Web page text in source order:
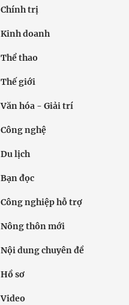
Chính trị
Kinh doanh
Thể thao
Thế giới
Văn hóa - Giải trí
Công nghệ
Du lịch
Bạn đọc
Công nghiệp hỗ trợ
Nông thôn mới
Nội dung chuyên đề
Hồ sơ
Video